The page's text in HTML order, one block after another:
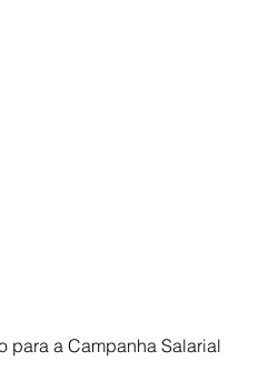
para a Campanha Salarial